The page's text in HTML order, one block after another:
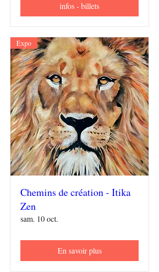
infos - billets
Expo
Chemins de création - Itika
Zen
sam. 10 oct.
En savoir plus